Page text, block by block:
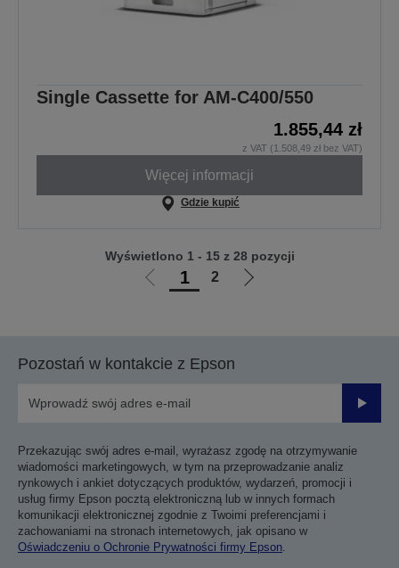
Single Cassette for AM-C400/550
1.855,44 zł
z VAT (1.508,49 zł bez VAT)
Więcej informacji
Gdzie kupić
Przejdź
1 2
Przejdź
Wyświetlono 1 - 15 z 28 pozycji
Pozostań w kontakcie z Epson
Przekazując swój adres e-mail, wyrażasz zgodę na otrzymywanie
wiadomości marketingowych, w tym na przeprowadzanie analiz
rynkowych i ankiet dotyczących produktów, wydarzeń, promocji i
usług firmy Epson pocztą elektroniczną lub w innych formach
komunikacji elektronicznej zgodnie z Twoimi preferencjami i
zachowaniami na stronach internetowych, jak opisano w
Oświadczeniu o Ochronie Prywatności firmy Epson.